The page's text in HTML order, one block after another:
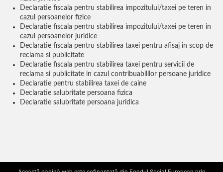
Declaratie fiscala pentru stabilirea impozitului/taxei pe teren in
cazul persoanelor fizice
Declaratie fiscala pentru stabilirea impozitului/taxei pe teren in
cazul persoanelor juridice
Declaratie fiscala pentru stabilirea taxei pentru afisaj in scop de
reclama si publicitate
Declaratie fiscala pentru stabilirea taxei pentru servicii de
reclama si publicitate in cazul contribuabililor persoane juridice
Declaratie pentru stabilirea taxei de caine
Declaratie salubritate persoana fizica
Declaratie salubritate persoana juridica